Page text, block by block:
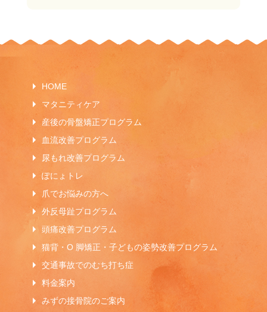
HOME
マタニティケア
産後の骨盤矯正プログラム
血流改善プログラム
尿もれ改善プログラム
ぽにょトレ
爪でお悩みの方へ
外反母趾プログラム
頭痛改善プログラム
猫背・O 脚矯正・子どもの姿勢改善プログラム
交通事故でのむち打ち症
料金案内
みずの接骨院のご案内